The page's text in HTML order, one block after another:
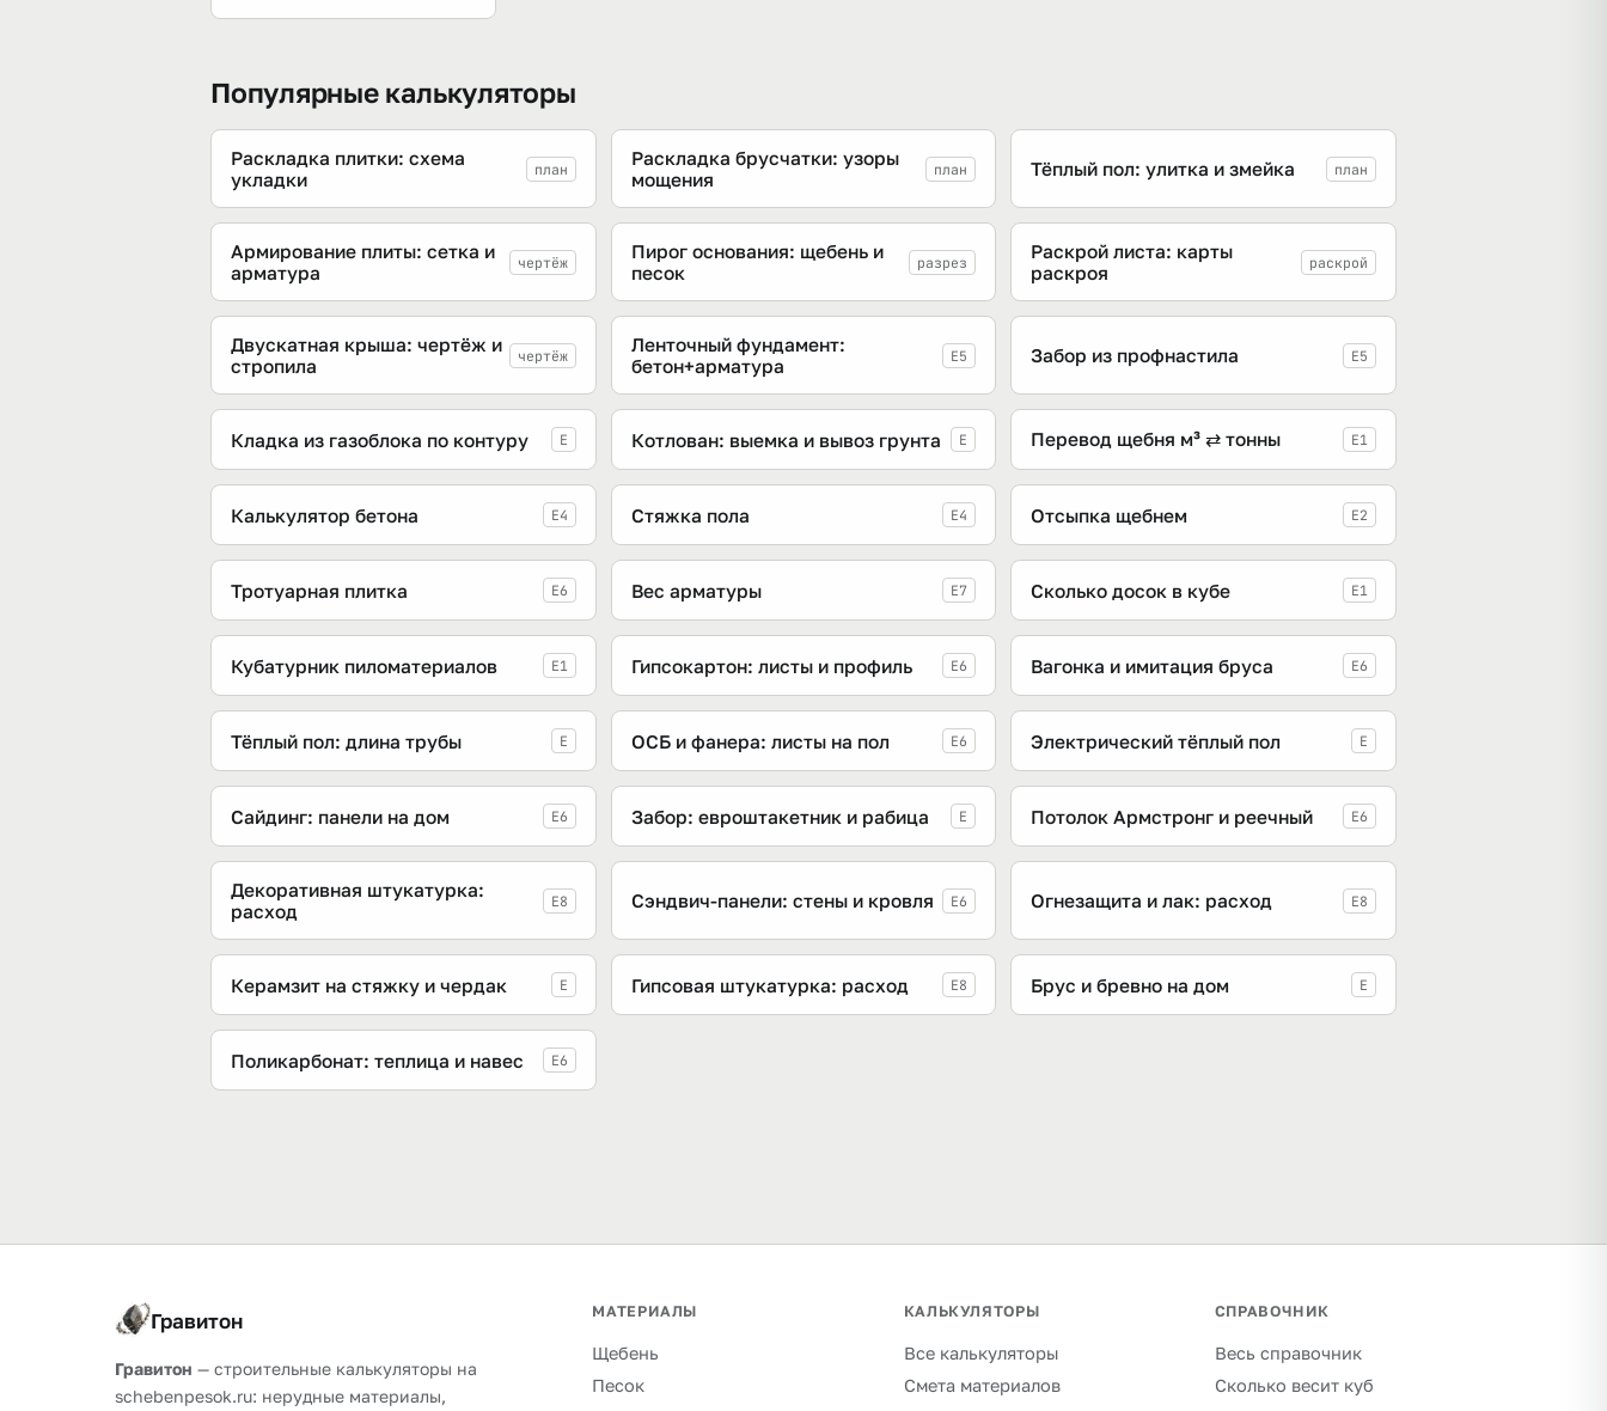
Популярные калькуляторы
Раскладка плитки: схема
укладки
план
Раскладка брусчатки: узоры
мощения
план Тёплый пол: улитка и змейка план
Армирование плиты: сетка и
арматура
чертёж
Пирог основания: щебень и
песок
разрез
Раскрой листа: карты
раскроя
раскрой
Двускатная крыша: чертёж и
стропила
чертёж
Ленточный фундамент:
бетон+арматура
E5 Забор из профнастила E5
Кладка из газоблока по контуру E Котлован: выемка и вывоз грунта E Перевод щебня м³ ⇄ тонны E1
Калькулятор бетона E4 Стяжка пола E4 Отсыпка щебнем E2
Тротуарная плитка E6 Вес арматуры E7 Сколько досок в кубе E1
Кубатурник пиломатериалов E1 Гипсокартон: листы и профиль E6 Вагонка и имитация бруса E6
Тёплый пол: длина трубы E ОСБ и фанера: листы на пол E6 Электрический тёплый пол E
Сайдинг: панели на дом E6 Забор: евроштакетник и рабица E Потолок Армстронг и реечный E6
Декоративная штукатурка:
расход
E8 Сэндвич-панели: стены и кровля E6 Огнезащита и лак: расход E8
Керамзит на стяжку и чердак E Гипсовая штукатурка: расход E8 Брус и бревно на дом E
Поликарбонат: теплица и навес E6
Гравитон
Гравитон — строительные калькуляторы на
schebenpesok.ru: нерудные материалы,
МАТЕРИАЛЫ
Щебень
Песок
КАЛЬКУЛЯТОРЫ
Все калькуляторы
Смета материалов
СПРАВОЧНИК
Весь справочник
Сколько весит куб